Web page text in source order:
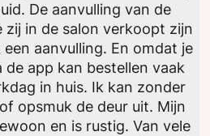
De aanvulling van de
zij in de salon verkoopt zijn
aanvulling. En omdat je
de app kan bestellen vaak
in huis. Ik kan zonder
opsmuk de deur uit. Mijn
en is rustig. Van vele